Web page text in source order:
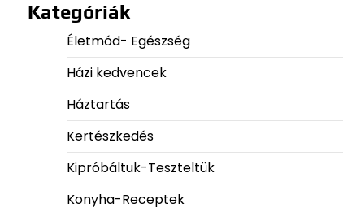
Kategóriák
Életmód- Egészség
Házi kedvencek
Háztartás
Kertészkedés
Kipróbáltuk-Teszteltük
Konyha-Receptek